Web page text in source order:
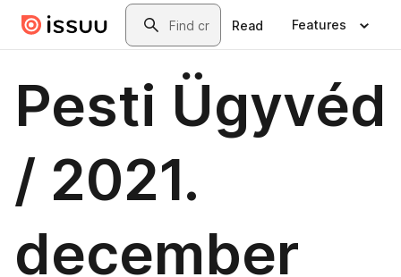
Skip to main contentSearch
Read Features
Pesti Ügyvéd
/ 2021.
december